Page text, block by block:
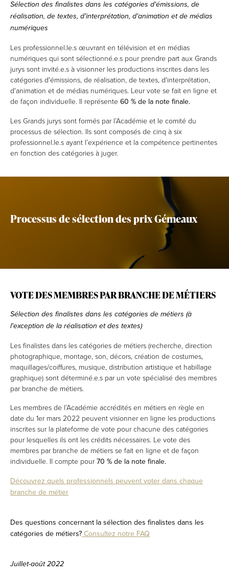
Sélection des finalistes dans les catégories d'émissions, de
réalisation, de textes, d'interprétation, d'animation et de médias
numériques
Les professionnel.le.s œuvrant en télévision et en médias
numériques qui sont sélectionné.e.s pour prendre part aux Grands
jurys sont invité.e.s à visionner les productions inscrites dans les
catégories d'émissions, de réalisation, de textes, d'interprétation,
d'animation et de médias numériques. Leur vote se fait en ligne et
de façon individuelle. Il représente 60 % de la note finale.
Les Grands jurys sont formés par l’Académie et le comité du
processus de sélection. Ils sont composés de cinq à six
professionnel.le.s ayant l’expérience et la compétence pertinentes
en fonction des catégories à juger.
Processus de sélection des prix Gémeaux
VOTE DES MEMBRES PAR BRANCHE DE MÉTIERS
Sélection des finalistes dans les catégories de métiers (à
l'exception de la réalisation et des textes)
Les finalistes dans les catégories de métiers (recherche, direction
photographique, montage, son, décors, création de costumes,
maquillages/coiffures, musique, distribution artistique et habillage
graphique) sont déterminé.e.s par un vote spécialisé des membres
par branche de métiers.
Les membres de l’Académie accrédités en métiers en règle en
date du 1er mars 2022 peuvent visionner en ligne les productions
inscrites sur la plateforme de vote pour chacune des catégories
pour lesquelles ils ont les crédits nécessaires. Le vote des
membres par branche de métiers se fait en ligne et de façon
individuelle. Il compte pour70 % de la note finale.
Découvrez quels professionnels peuvent voter dans chaque
branche de métier
Des questions concernant la sélection des finalistes dans les
catégories de métiers? Consultez notre FAQ
Juillet-août 2022